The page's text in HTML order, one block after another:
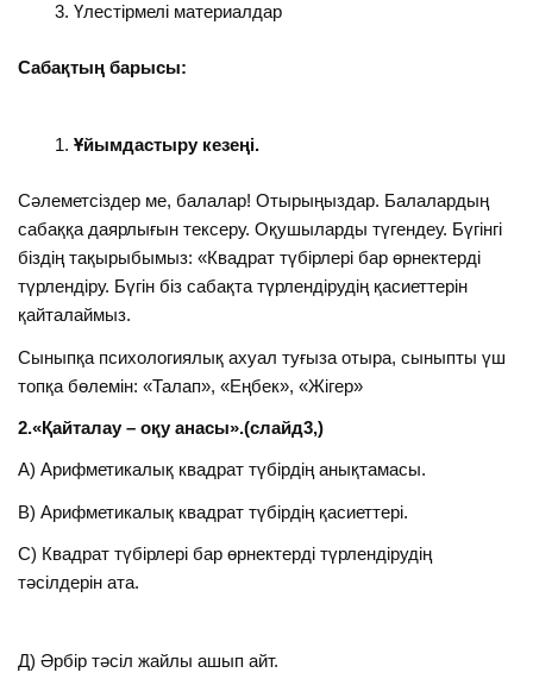
Үлестірмелі материалдар
Сабақтың барысы:
Ұйымдастыру кезеңі.
Сәлеметсіздер ме, балалар! Отырыңыздар. Балалардың
сабаққа даярлығын тексеру. Оқушыларды түгендеу. Бүгінгі
біздің тақырыбымыз: «Квадрат түбірлері бар өрнектерді
түрлендіру. Бүгін біз сабақта түрлендірудің қасиеттерін
қайталаймыз.
Сыныпқа психологиялық ахуал туғыза отыра, сыныпты үш
топқа бөлемін: «Талап», «Еңбек», «Жігер»
2.«Қайталау – оқу анасы».(слайд3,)
А) Арифметикалық квадрат түбірдің анықтамасы.
В) Арифметикалық квадрат түбірдің қасиеттері.
С) Квадрат түбірлері бар өрнектерді түрлендірудің
тәсілдерін ата.
Д) Әрбір тәсіл жайлы ашып айт.